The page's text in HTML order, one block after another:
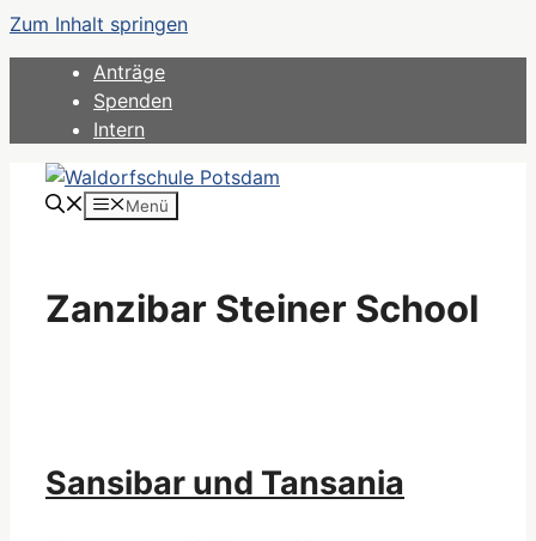
Zum Inhalt springen
Anträge
Spenden
Intern
Menü
Zanzibar Steiner School
Sansibar und Tansania